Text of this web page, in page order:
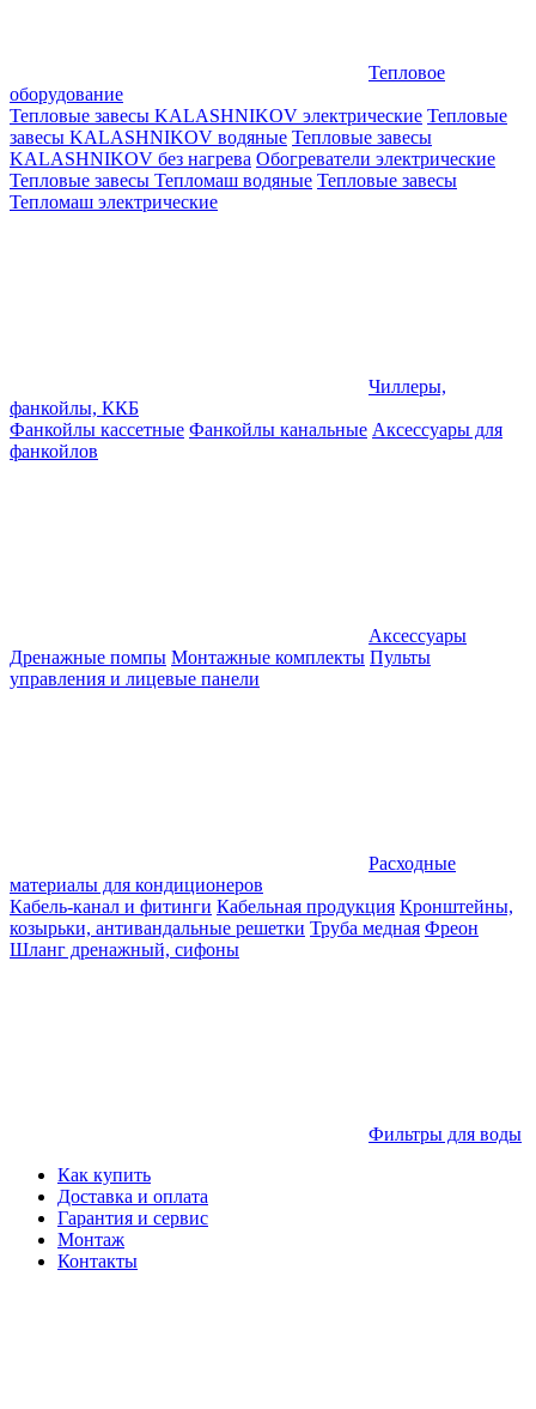
Тепловое
оборудование
Тепловые завесы KALASHNIKOV электрические Тепловые
завесы KALASHNIKOV водяные Тепловые завесы
KALASHNIKOV без нагрева Обогреватели электрические
Тепловые завесы Тепломаш водяные Тепловые завесы
Тепломаш электрические
Чиллеры,
фанкойлы, ККБ
Фанкойлы кассетные Фанкойлы канальные Аксессуары для
фанкойлов
Аксессуары
Дренажные помпы Монтажные комплекты Пульты
управления и лицевые панели
Расходные
материалы для кондиционеров
Кабель-канал и фитинги Кабельная продукция Кронштейны,
козырьки, антивандальные решетки Труба медная Фреон
Шланг дренажный, сифоны
Фильтры для воды
Как купить
Доставка и оплата
Гарантия и сервис
Монтаж
Контакты